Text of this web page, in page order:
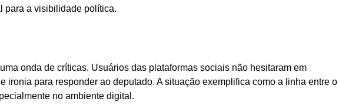
para a visibilidade política.
onda de críticas. Usuários das plataformas sociais não hesitaram em
ironia para responder ao deputado. A situação exemplifica como a linha entre o
no ambiente digital.